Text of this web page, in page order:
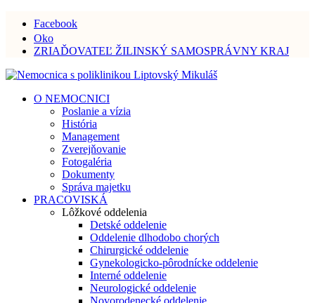
Facebook
Oko
ZRIAĎOVATEĽ ŽILINSKÝ SAMOSPRÁVNY KRAJ
O NEMOCNICI
Poslanie a vízia
História
Management
Zverejňovanie
Fotogaléria
Dokumenty
Správa majetku
PRACOVISKÁ
Lôžkové oddelenia
Detské oddelenie
Oddelenie dlhodobo chorých
Chirurgické oddelenie
Gynekologicko-pôrodnícke oddelenie
Interné oddelenie
Neurologické oddelenie
Novorodenecké oddelenie